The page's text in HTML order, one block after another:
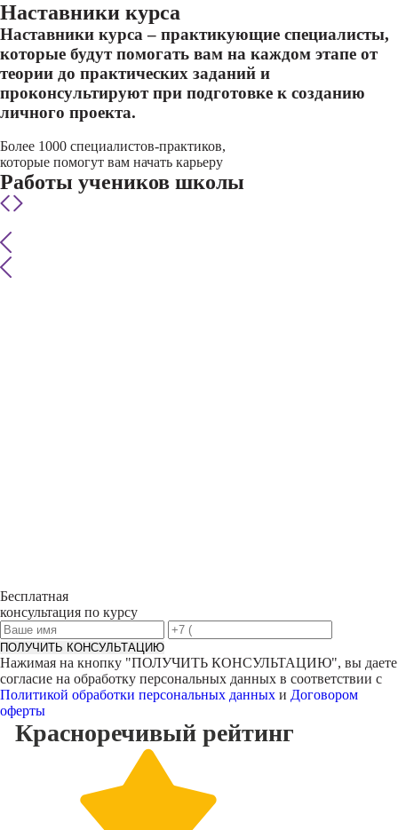
Наставники курса
Наставники курса – практикующие специалисты,
которые будут помогать вам на каждом этапе от
теории до практических заданий и
проконсультируют при подготовке к созданию
личного проекта.
Более 1000 специалистов-практиков,
которые помогут вам начать карьеру
Работы учеников школы
Бесплатная
консультация по курсу
ПОЛУЧИТЬ КОНСУЛЬТАЦИЮ
Нажимая на кнопку "ПОЛУЧИТЬ КОНСУЛЬТАЦИЮ", вы даете
согласие на обработку персональных данных в соответствии с
Политикой обработки персональных данных и Договором
оферты
Красноречивый рейтинг